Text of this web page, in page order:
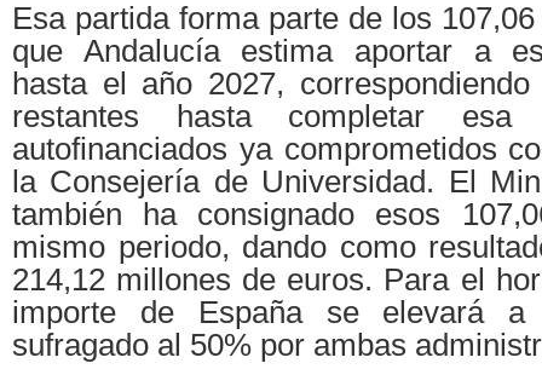
Esa partida forma parte de los
que Andalucía estima aportar a
hasta el año 2027,
restantes hasta completar
autofinanciados ya comprometidos
la Consejería de Universidad. El
también ha consignado esos
mismo periodo, dando como
214,12 millones de euros. Para el
importe de España se elevará a
sufragado al 50% por ambas